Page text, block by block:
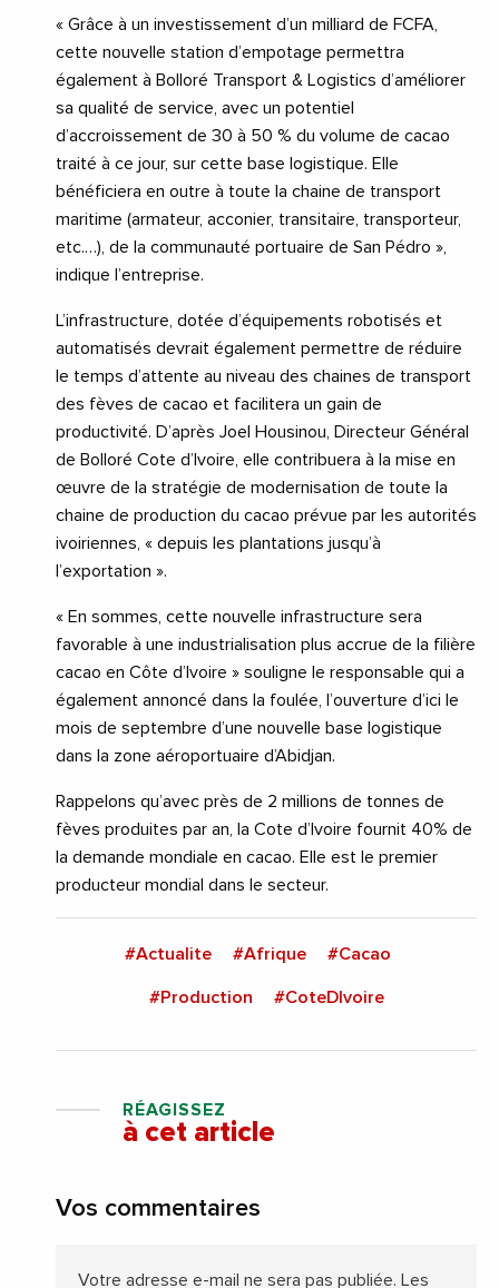
« Grâce à un investissement d’un milliard de FCFA,
cette nouvelle station d’empotage permettra
également à Bolloré Transport & Logistics d’améliorer
sa qualité de service, avec un potentiel
d’accroissement de 30 à 50 % du volume de cacao
traité à ce jour, sur cette base logistique. Elle
bénéficiera en outre à toute la chaine de transport
maritime (armateur, acconier, transitaire, transporteur,
etc.…), de la communauté portuaire de San Pédro »,
indique l’entreprise.
L’infrastructure, dotée d’équipements robotisés et
automatisés devrait également permettre de réduire
le temps d’attente au niveau des chaines de transport
des fèves de cacao et facilitera un gain de
productivité. D’après Joel Housinou, Directeur Général
de Bolloré Cote d’Ivoire, elle contribuera à la mise en
œuvre de la stratégie de modernisation de toute la
chaine de production du cacao prévue par les autorités
ivoiriennes, « depuis les plantations jusqu’à
l’exportation ».
« En sommes, cette nouvelle infrastructure sera
favorable à une industrialisation plus accrue de la filière
cacao en Côte d’Ivoire » souligne le responsable qui a
également annoncé dans la foulée, l’ouverture d’ici le
mois de septembre d’une nouvelle base logistique
dans la zone aéroportuaire d’Abidjan.
Rappelons qu’avec près de 2 millions de tonnes de
fèves produites par an, la Cote d’Ivoire fournit 40% de
la demande mondiale en cacao. Elle est le premier
producteur mondial dans le secteur.
#Actualite #Afrique #Cacao
#Production #CoteDIvoire
RÉAGISSEZ
à cet article
Vos commentaires
Votre adresse e-mail ne sera pas publiée. Les